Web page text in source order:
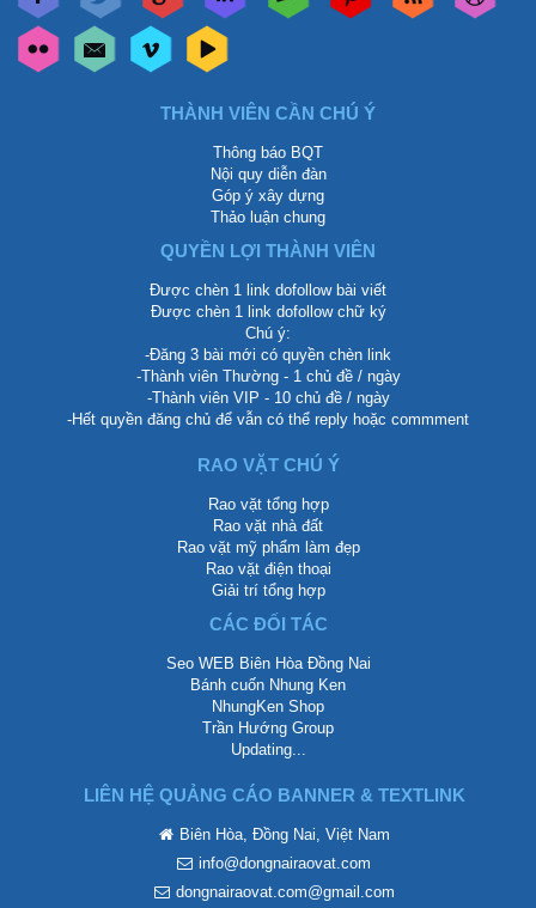
THÀNH VIÊN CẦN CHÚ Ý
Thông báo BQT
Nội quy diễn đàn
Góp ý xây dựng
Thảo luận chung
QUYỀN LỢI THÀNH VIÊN
Được chèn 1 link dofollow bài viết
Được chèn 1 link dofollow chữ ký
Chú ý:
-Đăng 3 bài mới có quyền chèn link
-Thành viên Thường - 1 chủ đề / ngày
-Thành viên VIP - 10 chủ đề / ngày
-Hết quyền đăng chủ để vẫn có thể reply hoặc commment
RAO VẶT CHÚ Ý
Rao vặt tổng hợp
Rao vặt nhà đất
Rao vặt mỹ phẩm làm đẹp
Rao vặt điện thoại
Giải trí tổng hợp
CÁC ĐỐI TÁC
Seo WEB Biên Hòa Đồng Nai
Bánh cuốn Nhung Ken
NhungKen Shop
Trần Hướng Group
Updating...
LIÊN HỆ QUẢNG CÁO BANNER & TEXTLINK
Biên Hòa, Đồng Nai, Việt Nam
info@dongnairaovat.com
dongnairaovat.com@gmail.com